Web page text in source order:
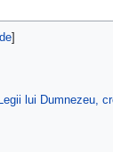
lui Dumnezeu,